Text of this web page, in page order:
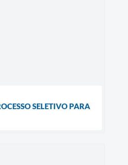
SELETIVO PARA